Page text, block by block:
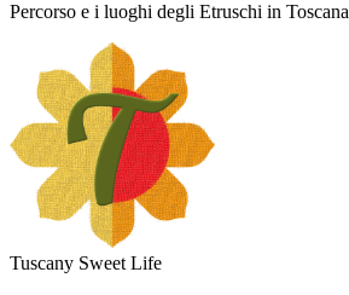
Percorso e i luoghi degli Etruschi in Toscana
Tuscany Sweet Life